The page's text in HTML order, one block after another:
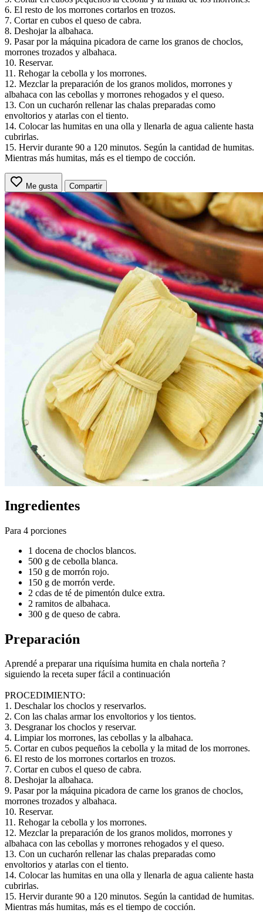
6. El resto de los morrones cortarlos en trozos.
7. Cortar en cubos el queso de cabra.
8. Deshojar la albahaca.
9. Pasar por la máquina picadora de carne los granos de choclos,
morrones trozados y albahaca.
10. Reservar.
11. Rehogar la cebolla y los morrones.
12. Mezclar la preparación de los granos molidos, morrones y
albahaca con las cebollas y morrones rehogados y el queso.
13. Con un cucharón rellenar las chalas preparadas como
envoltorios y atarlas con el tiento.
14. Colocar las humitas en una olla y llenarla de agua caliente hasta
cubrirlas.
15. Hervir durante 90 a 120 minutos. Según la cantidad de humitas.
Mientras más humitas, más es el tiempo de cocción.
Me gusta Compartir
Ingredientes
Para 4 porciones
1 docena de choclos blancos.
500 g de cebolla blanca.
150 g de morrón rojo.
150 g de morrón verde.
2 cdas de té de pimentón dulce extra.
2 ramitos de albahaca.
300 g de queso de cabra.
Preparación
Aprendé a preparar una riquísima humita en chala norteña ?
siguiendo la receta super fácil a continuación
PROCEDIMIENTO:
1. Deschalar los choclos y reservarlos.
2. Con las chalas armar los envoltorios y los tientos.
3. Desgranar los choclos y reservar.
4. Limpiar los morrones, las cebollas y la albahaca.
5. Cortar en cubos pequeños la cebolla y la mitad de los morrones.
6. El resto de los morrones cortarlos en trozos.
7. Cortar en cubos el queso de cabra.
8. Deshojar la albahaca.
9. Pasar por la máquina picadora de carne los granos de choclos,
morrones trozados y albahaca.
10. Reservar.
11. Rehogar la cebolla y los morrones.
12. Mezclar la preparación de los granos molidos, morrones y
albahaca con las cebollas y morrones rehogados y el queso.
13. Con un cucharón rellenar las chalas preparadas como
envoltorios y atarlas con el tiento.
14. Colocar las humitas en una olla y llenarla de agua caliente hasta
cubrirlas.
15. Hervir durante 90 a 120 minutos. Según la cantidad de humitas.
Mientras más humitas, más es el tiempo de cocción.